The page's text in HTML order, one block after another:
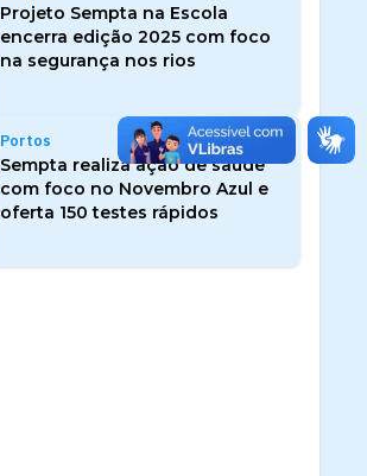
Projeto Sempta na Escola
encerra edição 2025 com foco
na segurança nos rios
Portos
Sempta realiza ação de saúde
com foco no Novembro Azul e
oferta 150 testes rápidos